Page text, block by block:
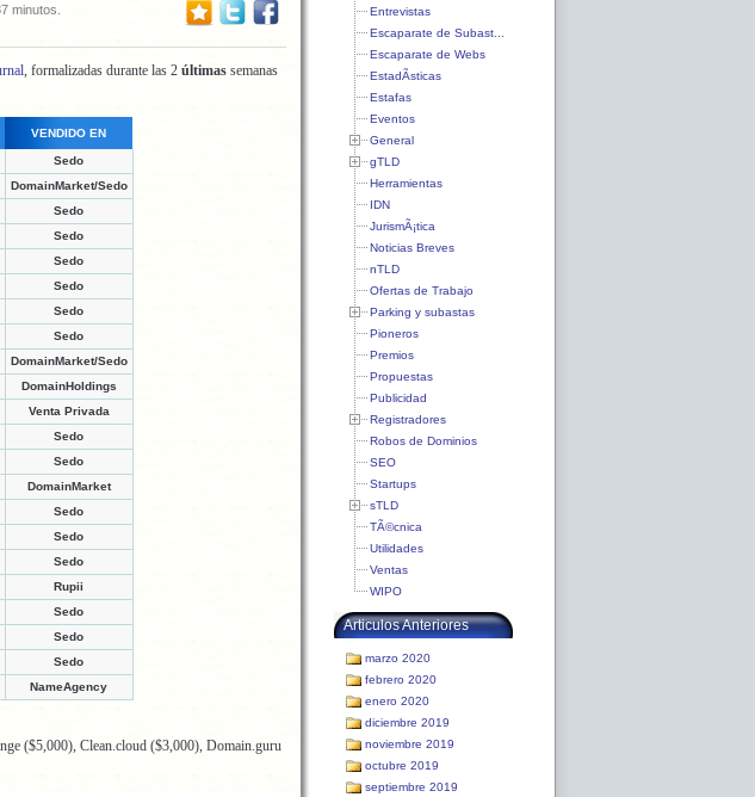
minutos.
, formalizadas durante las 2 últimas semanas
VENDIDO EN
Sedo
DomainMarket/Sedo
Sedo
Sedo
Sedo
Sedo
Sedo
Sedo
DomainMarket/Sedo
DomainHoldings
Venta Privada
Sedo
Sedo
DomainMarket
Sedo
Sedo
Sedo
Rupii
Sedo
Sedo
Sedo
NameAgency
($5,000), Clean.cloud ($3,000), Domain.guru
Entrevistas
Escaparate de Subast...
Escaparate de Webs
EstadÃ­sticas
Estafas
Eventos
General
gTLD
Herramientas
IDN
JurismÃ¡tica
Noticias Breves
nTLD
Ofertas de Trabajo
Parking y subastas
Pioneros
Premios
Propuestas
Publicidad
Registradores
Robos de Dominios
SEO
Startups
sTLD
TÃ©cnica
Utilidades
Ventas
WIPO
Articulos Anteriores
marzo 2020
febrero 2020
enero 2020
diciembre 2019
noviembre 2019
octubre 2019
septiembre 2019